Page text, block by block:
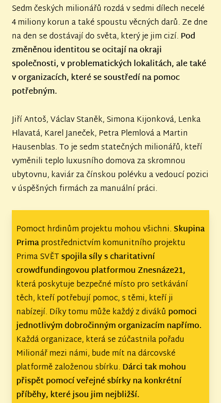
Sedm českých milionářů rozdá v sedmi dílech necelé
4 miliony korun a také spoustu věcných darů. Ze dne
na den se dostávají do světa, který je jim cizí. Pod
změněnou identitou se ocitají na okraji
společnosti, v problematických lokalitách, ale také
v organizacích, které se soustředí na pomoc
potřebným.
Jiří Antoš, Václav Staněk, Simona Kijonková, Lenka
Hlavatá, Karel Janeček, Petra Plemlová a Martin
Hausenblas. To je sedm statečných milionářů, kteří
vyměnili teplo luxusního domova za skromnou
ubytovnu, kaviár za čínskou polévku a vedoucí pozici
v úspěšných firmách za manuální práci.
Pomoct hrdinům projektu mohou všichni. Skupina
Primaprostřednictvím komunitního projektu
Prima SVĚTspojila síly s charitativní
crowdfundingovou platformou Znesnáze21,
která poskytuje bezpečné místo pro setkávání
těch, kteří potřebují pomoc, s těmi, kteří ji
nabízejí. Díky tomu může každý z diváků pomoci
jednotlivým dobročinným organizacím napřímo.
Každá organizace, která se zúčastnila pořadu
Milionář mezi námi, bude mít na dárcovské
platformě založenou sbírku. Dárci tak mohou
přispět pomocí veřejné sbírky na konkrétní
příběhy, které jsou jim nejbližší.